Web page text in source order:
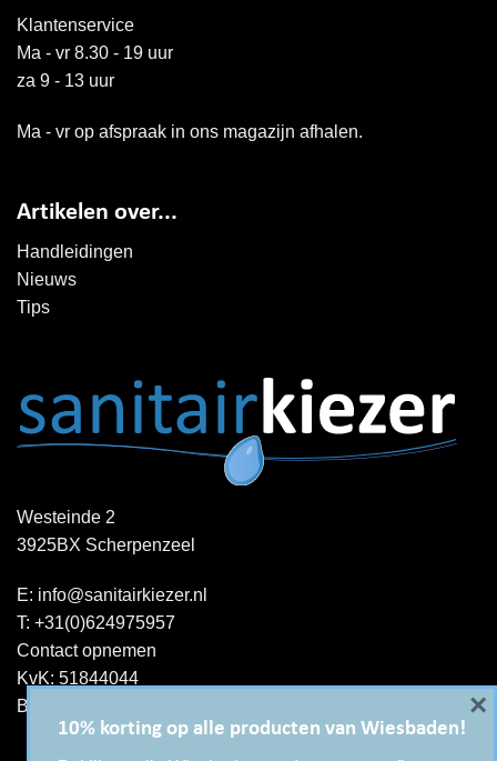
Klantenservice
Ma - vr 8.30 - 19 uur
za 9 - 13 uur
Ma - vr op afspraak in ons magazijn afhalen.
Artikelen over...
Handleidingen
Nieuws
Tips
Westeinde 2
3925BX Scherpenzeel
E: info@sanitairkiezer.nl
T: +31(0)624975957
Contact opnemen
KvK: 51844044
BTW-ID : NL001344060B15
10% korting op alle producten van Wiesbaden!
×